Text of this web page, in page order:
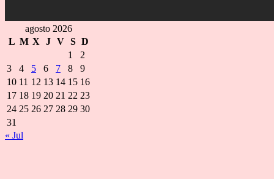
agosto 2026
L M X J V S D
1
2
3
4 5 6 7 8
9
10 11 12 13 14 15 16
17 18 19 20 21 22 23
24 25 26 27 28 29 30
31
« Jul